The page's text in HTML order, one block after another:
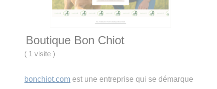
Boutique Bon Chiot
( 1 visite)
bonchiot.com est une entreprise qui se démarque